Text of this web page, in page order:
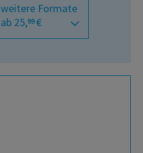
weitere Formate
ab 25,99 €